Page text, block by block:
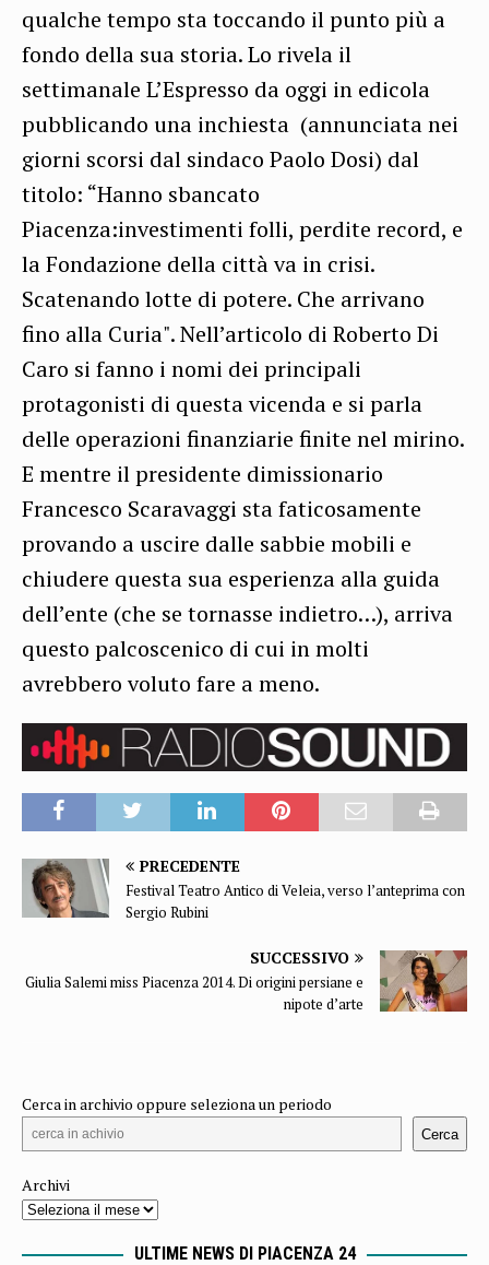
qualche tempo sta toccando il punto più a
fondo della sua storia. Lo rivela il
settimanale L’Espresso da oggi in edicola
pubblicando una inchiesta (annunciata nei
giorni scorsi dal sindaco Paolo Dosi) dal
titolo: “Hanno sbancato
Piacenza:investimenti folli, perdite record, e
la Fondazione della città va in crisi.
Scatenando lotte di potere. Che arrivano
fino alla Curia". Nell’articolo di Roberto Di
Caro si fanno i nomi dei principali
protagonisti di questa vicenda e si parla
delle operazioni finanziarie finite nel mirino.
E mentre il presidente dimissionario
Francesco Scaravaggi sta faticosamente
provando a uscire dalle sabbie mobili e
chiudere questa sua esperienza alla guida
dell’ente (che se tornasse indietro…), arriva
questo palcoscenico di cui in molti
avrebbero voluto fare a meno.
PRECEDENTE
Festival Teatro Antico di Veleia, verso l’anteprima con
Sergio Rubini
SUCCESSIVO
Giulia Salemi miss Piacenza 2014. Di origini persiane e
nipote d’arte
Cerca in archivio oppure seleziona un periodo
Cerca
Archivi
ULTIME NEWS DI PIACENZA 24